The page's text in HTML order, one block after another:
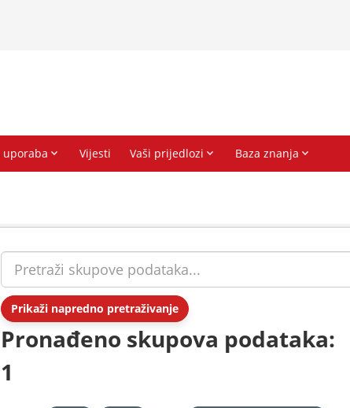
Prikaži napredno pretraživanje
Pronađeno skupova podataka:
1